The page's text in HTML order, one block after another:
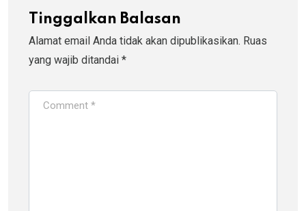
Tinggalkan Balasan
Alamat email Anda tidak akan dipublikasikan. Ruas
yang wajib ditandai *